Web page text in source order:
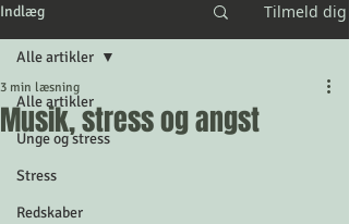
Indlæg Tilmeld dig
Alle artikler
Unge og stress
Stress
Redskaber
Alle artikler
Musik, stress og angst
3 min læsning